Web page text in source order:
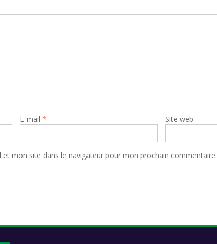
E-mail * Site web
mon site dans le navigateur pour mon prochain commentaire.